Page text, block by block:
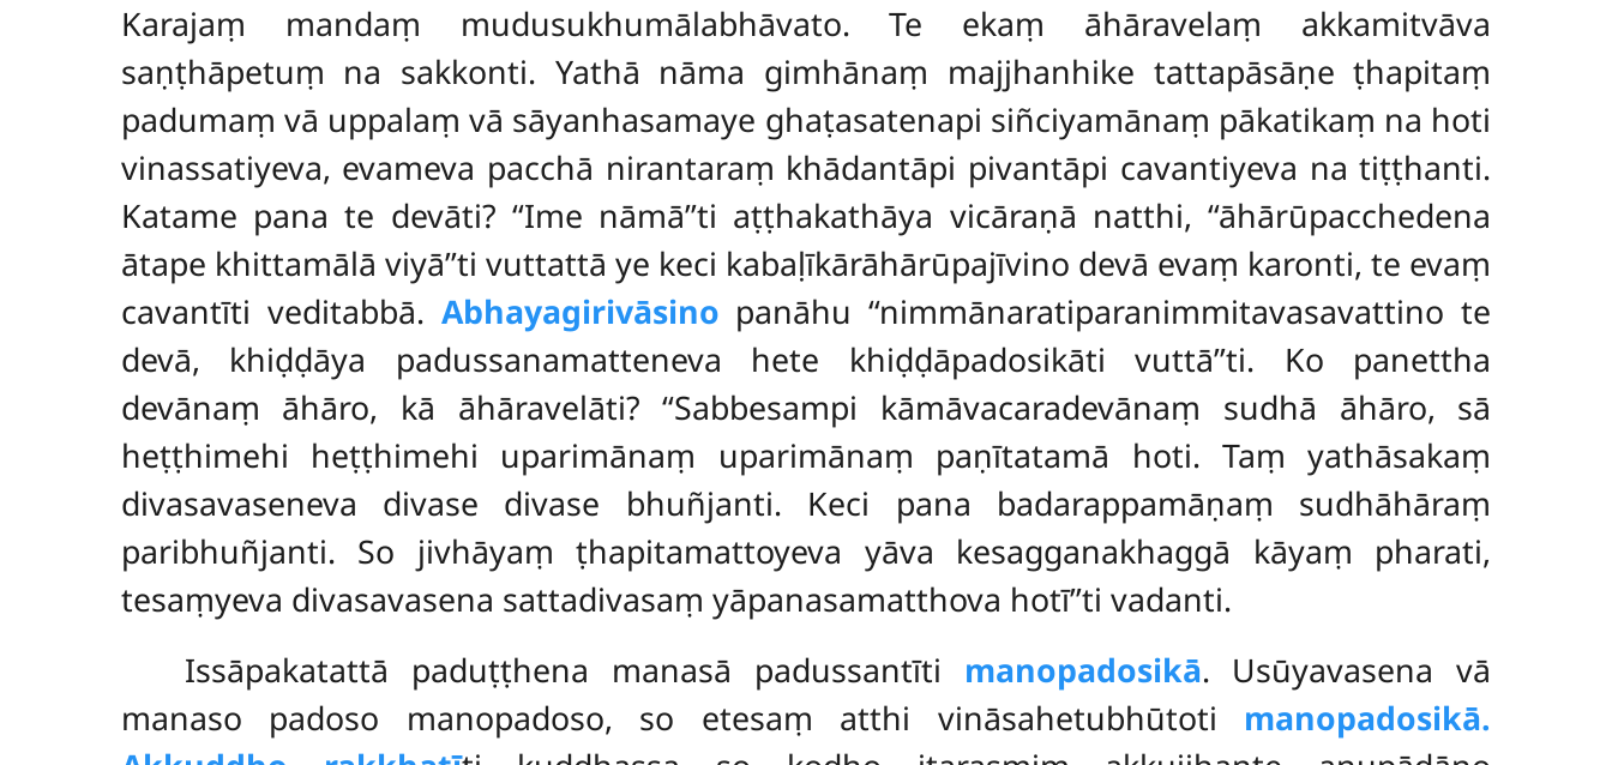
Karajaṃ mandaṃ mudusukhumālabhāvato. Te ekaṃ āhāravelaṃ akkamitvāva
saṇṭhāpetuṃ na sakkonti. Yathā nāma gimhānaṃ majjhanhike tattapāsāṇe ṭhapitaṃ
padumaṃ vā uppalaṃ vā sāyanhasamaye ghaṭasatenapi siñciyamānaṃ pākatikaṃ na hoti
vinassatiyeva, evameva pacchā nirantaraṃ khādantāpi pivantāpi cavantiyeva na tiṭṭhanti.
Katame pana te devāti? ‘‘Ime nāmā’’ti aṭṭhakathāya vicāraṇā natthi, ‘‘āhārūpacchedena
ātape khittamālā viyā’’ti vuttattā ye keci kabaḷīkārāhārūpajīvino devā evaṃ karonti, te evaṃ
cavantīti veditabbā. Abhayagirivāsino panāhu ‘‘nimmānaratiparanimmitavasavattino te
devā, khiḍḍāya padussanamatteneva hete khiḍḍāpadosikāti vuttā’’ti. Ko panettha
devānaṃ āhāro, kā āhāravelāti? ‘‘Sabbesampi kāmāvacaradevānaṃ sudhā āhāro, sā
heṭṭhimehi heṭṭhimehi uparimānaṃ uparimānaṃ paṇītatamā hoti. Taṃ yathāsakaṃ
divasavaseneva divase divase bhuñjanti. Keci pana badarappamāṇaṃ sudhāhāraṃ
paribhuñjanti. So jivhāyaṃ ṭhapitamattoyeva yāva kesagganakhaggā kāyaṃ pharati,
tesaṃyeva divasavasena sattadivasaṃ yāpanasamatthova hotī’’ti vadanti.
Issāpakatattā paduṭṭhena manasā padussantīti manopadosikā. Usūyavasena vā
manaso padoso manopadoso, so etesaṃ atthi vināsahetubhūtoti manopadosikā.